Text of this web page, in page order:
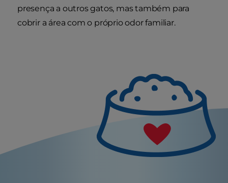
presença a outros gatos, mas também para
cobrir a área com o próprio odor familiar.